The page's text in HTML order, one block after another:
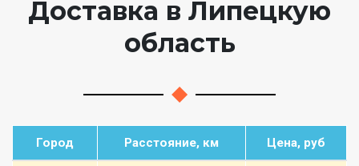
Доставка в Липецкую
область
Город Расстояние, км Цена, руб